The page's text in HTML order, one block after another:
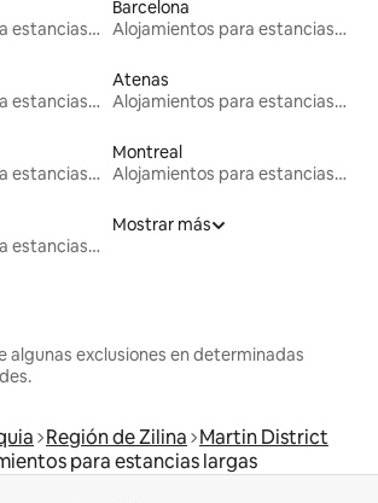
Alojamientos para estancias largas
Barcelona
Alojamientos para estancias largas
Alojamientos para estancias largas
Atenas
Alojamientos para estancias largas
Alojamientos para estancias largas
Montreal
Alojamientos para estancias largas
Alojamientos para estancias largas
Mostrar más
algunas exclusiones en determinadas
Región de Zilina Martin District
para estancias largas